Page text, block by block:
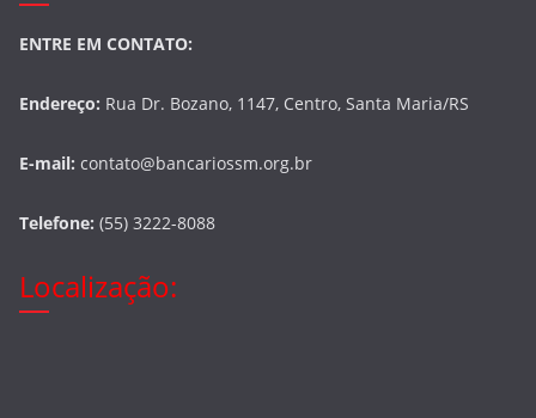
ENTRE EM CONTATO:
Endereço: Rua Dr. Bozano, 1147, Centro, Santa Maria/RS
E-mail: contato@bancariossm.org.br
Telefone: (55) 3222-8088
Localização: